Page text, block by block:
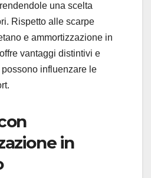
una scelta
Rispetto alle scarpe
e ammortizzazione in
vantaggi distintivi e
influenzare le
in